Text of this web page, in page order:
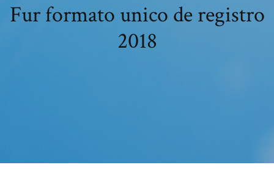
Fur formato unico de registro
2018